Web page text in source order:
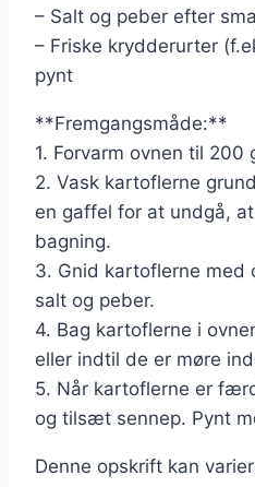
– Salt og peber efter
– Friske krydderurter
pynt
**Fremgangsmåde:**
1. Forvarm ovnen til 200
2. Vask kartoflerne
en gaffel for at undgå,
bagning.
3. Gnid kartoflerne med
salt og peber.
4. Bag kartoflerne i
eller indtil de er møre
5. Når kartoflerne er
og tilsæt sennep. Pynt
Denne opskrift kan